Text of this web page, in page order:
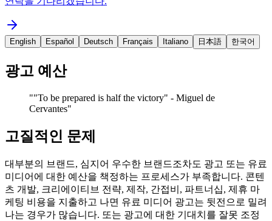
English Español Deutsch Français Italiano 日本語 한국어
광고 예산
""To be prepared is half the victory" - Miguel de
Cervantes"
고질적인 문제
대부분의 브랜드, 심지어 우수한 브랜드조차도 광고 또는 유료
미디어에 대한 예산을 책정하는 프로세스가 부족합니다. 콘텐
츠 개발, 크리에이티브 전략, 제작, 간접비, 파트너십, 제휴 마
케팅 비용을 지출하고 나면 유료 미디어 광고는 뒷전으로 밀려
나는 경우가 많습니다. 또는 광고에 대한 기대치를 잘못 조정